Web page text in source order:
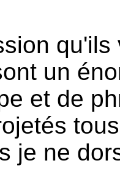
un
et de
je ne